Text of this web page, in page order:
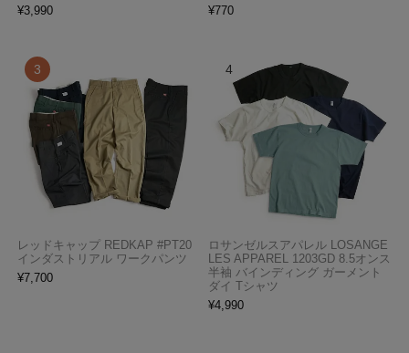
¥3,990
¥770
レッドキャップ REDKAP #PT20
インダストリアル ワークパンツ
¥7,700
ロサンゼルスアパレル LOSANGE
LES APPAREL 1203GD 8.5オンス
半袖 バインディング ガーメント
ダイ Tシャツ
¥4,990